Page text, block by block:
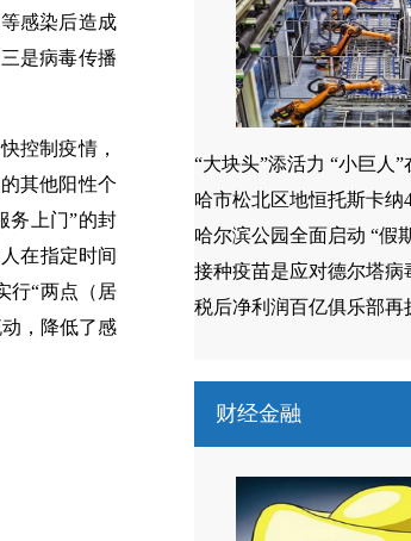
感染后造成
是病毒传播
控制疫情，
其他阳性个
务上门”的封
在指定时间
行“两点（居
，降低了感
“大块头”添活力 “小巨人”
哈尔滨公园全面启动 “假
接种疫苗是应对德尔塔病
税后净利润百亿俱乐部再
财经金融